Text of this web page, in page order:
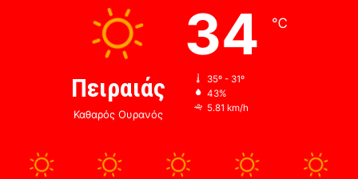
Πειραιάς
Καθαρός Ουρανός
34 ℃
35º - 31º
43%
5.81 km/h